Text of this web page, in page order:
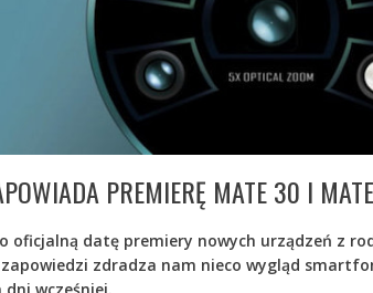
PREMIERĘ MATE 30 I
oficjalną datę premiery nowych urządzeń z
zapowiedzi zdradza nam nieco wygląd